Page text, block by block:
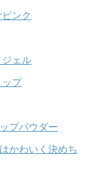
ンク
ェル
ップ
プパウダー
かわいく決めち